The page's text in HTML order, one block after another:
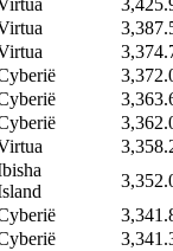
Virtua